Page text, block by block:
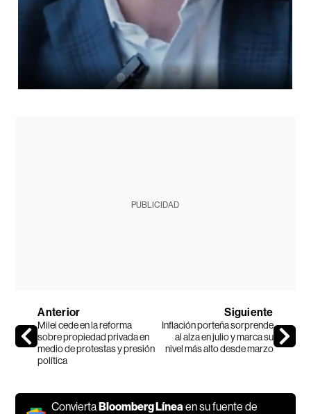
PUBLICIDAD
Anterior
Milei cede en la reforma
sobre propiedad privada en
medio de protestas y presión
política
Siguiente
Inflación porteña sorprende
al alza en julio y marca su
nivel más alto desde marzo
Convierta Bloomberg Líneaen su fuente de